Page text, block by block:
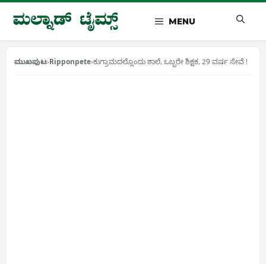
Skip
MENU
ಮುಖಪುಟ›Ripponpete›ಕುಗ್ರಾಮದಲ್ಲೊಂದು ಶಾಲೆ, ಒಬ್ಬರೇ ಶಿಕ್ಷಕ, 29 ವರ್ಷ ಸೇವೆ !